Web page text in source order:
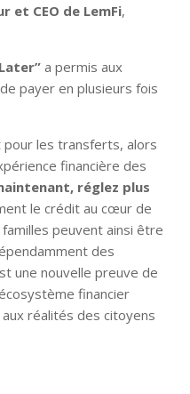
et CEO de LemFi,
a permis aux
payer en plusieurs fois
pour les transferts, alors
financière des
réglez plus
le crédit au cœur de
peuvent ainsi être
des
une nouvelle preuve de
financier
réalités des citoyens